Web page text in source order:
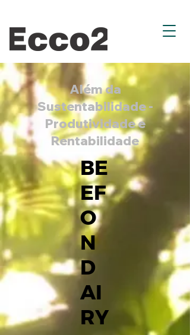
Além da
Sustentabilidade -
Produtividade e
Rentabilidade
BE
EF
O
N
D
AI
RY